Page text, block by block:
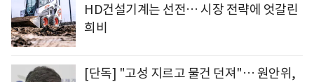
HD건설기계는 선전… 시장 전략에 엇갈린
희비
[단독] "고성 지르고 물건 던져"… 원안위,